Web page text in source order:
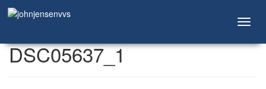
DSC05637_1